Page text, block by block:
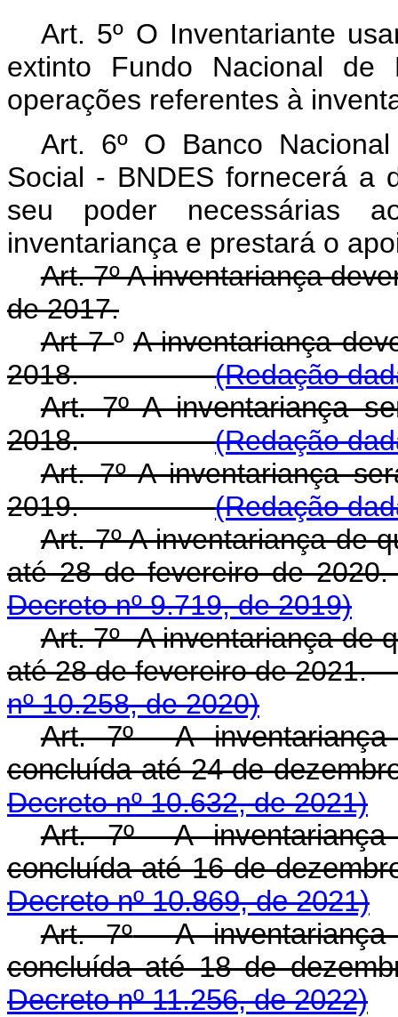
Art. 5º O Inventariante
extinto Fundo Nacional de
operações referentes à
Art. 6º O Banco
Social - BNDES fornecerá a
seu poder necessárias
inventariança e prestará o
Art. 7º A inventariança
de 2017.
Art 7ºA inventariança
2018.(Redação
Art. 7º A inventariança
2018.(Redação
Art. 7º A inventariança
2019.(Redação
Art. 7º A inventariança de
até 28 de
Decreto nº 9.719, de 2019)
Art. 7º A inventariança de
até 28 de fevereiro de
nº 10.258, de 2020)
Art. 7º A
concluída até 24 de
Decreto nº 10.632, de 2021)
Art. 7º A
concluída até 16 de
Decreto nº 10.869, de 2021)
Art. 7ºA inventariança
concluída até 18 de
Decreto nº 11.256, de 2022)